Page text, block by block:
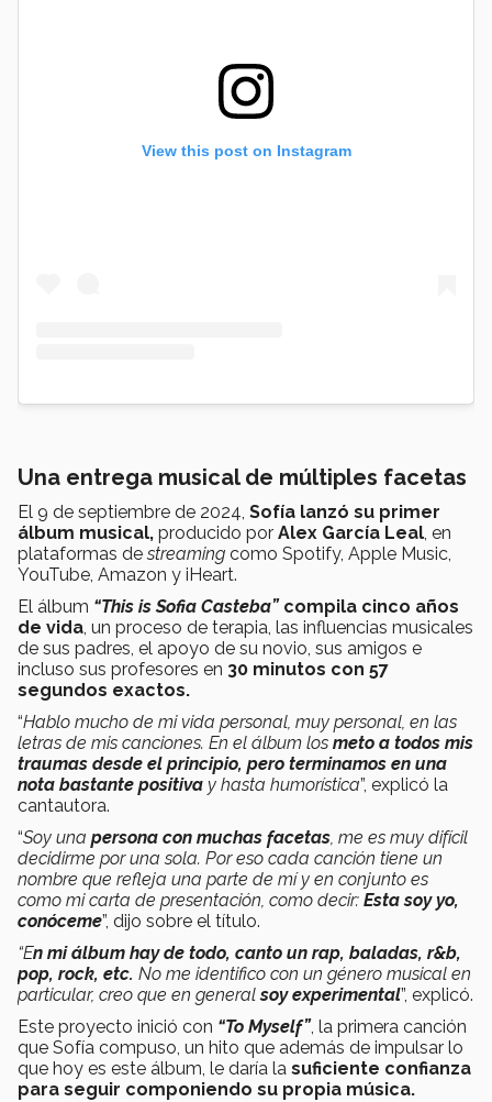
View this post on Instagram
Una entrega musical de múltiples facetas
El 9 de septiembre de 2024, Sofía lanzó su primer
álbum musical, producido por Alex García Leal, en
plataformas destreaming como Spotify, Apple Music,
YouTube, Amazon y iHeart.
El álbum “This is Sofia Casteba” compila cinco años
de vida, un proceso de terapia, las influencias musicales
de sus padres, el apoyo de su novio, sus amigos e
incluso sus profesores en 30 minutos con 57
segundos exactos.
“Hablo mucho de mi vida personal, muy personal, en las
letras de mis canciones. En el álbum los meto a todos mis
traumas desde el principio, pero terminamos en una
nota bastante positiva y hasta humorística”, explicó la
cantautora.
“Soy una persona con muchas facetas, me es muy difícil
decidirme por una sola. Por eso cada canción tiene un
nombre que refleja una parte de mí y en conjunto es
como mi carta de presentación, como decir: Esta soy yo,
conóceme”, dijo sobre el título.
“En mi álbum hay de todo, canto un rap, baladas, r&b,
pop, rock, etc. No me identifico con un género musical en
particular, creo que en generalsoy experimental”, explicó.
Este proyecto inició con “To Myself”, la primera canción
que Sofía compuso, un hito que además de impulsar lo
que hoy es este álbum, le daría la suficiente confianza
para seguir componiendo su propia música.